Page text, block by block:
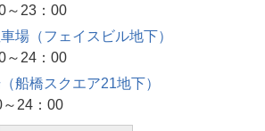
～23：00
場（フェイスビル地下）
～24：00
船橋スクエア21地下）
24：00